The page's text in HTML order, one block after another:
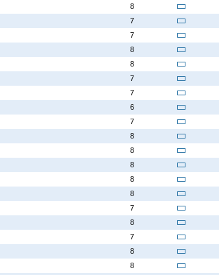
8
7
7
8
8
7
7
6
7
8
8
8
8
8
7
8
7
8
8